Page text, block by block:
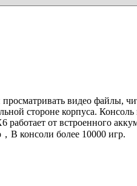
видео файлы,
стороне корпуса. Консоль
от встроенного
В консоли более 10000 игр.